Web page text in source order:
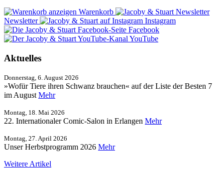
Warenkorb
Newsletter
Instagram
Facebook
YouTube
Aktuelles
Donnerstag, 6. August 2026
»Wofür Tiere ihren Schwanz brauchen« auf der Liste der Besten 7
im AugustMehr
Montag, 18. Mai 2026
22. Internationaler Comic-Salon in Erlangen Mehr
Montag, 27. April 2026
Unser Herbstprogramm 2026 Mehr
Weitere Artikel